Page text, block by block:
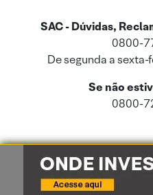
SAC - Dúvidas,
0800-
De segunda a
Se não
0800-
Este site usa cookies e dados
Cookies
e a nossa